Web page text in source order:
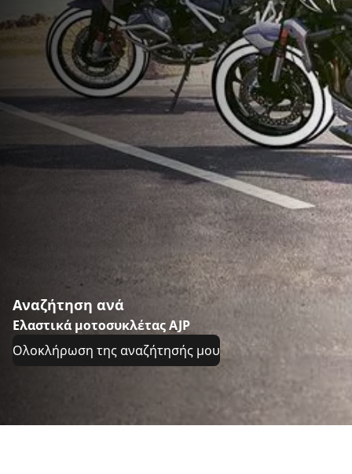
Αναζήτηση ανά
Ελαστικά μοτοσυκλέτας AJP
Ολοκλήρωση της αναζήτησής μου